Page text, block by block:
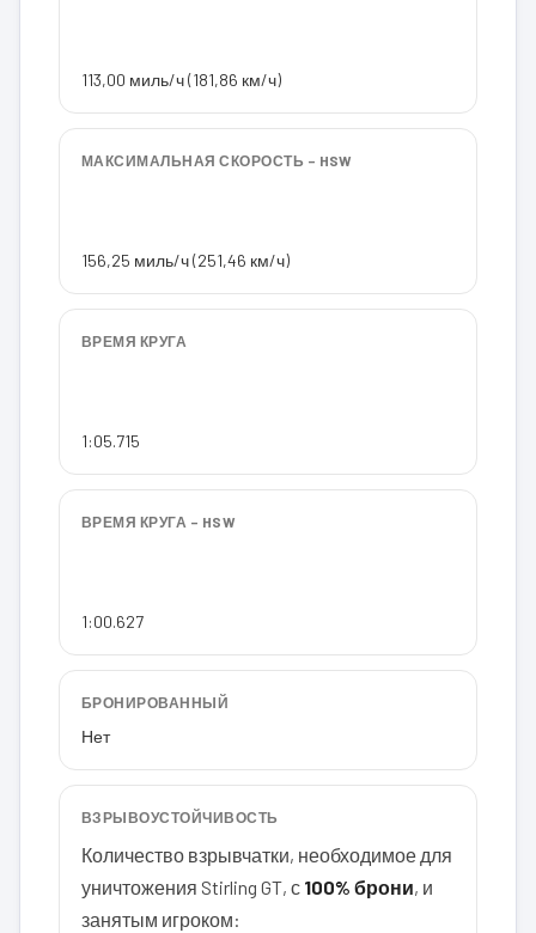
113,00 миль/ч (181,86 км/ч)
МАКСИМАЛЬНАЯ СКОРОСТЬ – HSW
156,25 миль/ч (251,46 км/ч)
ВРЕМЯ КРУГА
1:05.715
ВРЕМЯ КРУГА – HSW
1:00.627
БРОНИРОВАННЫЙ
Нет
ВЗРЫВОУСТОЙЧИВОСТЬ
Количество взрывчатки, необходимое для
уничтожения Stirling GT, с 100% брони, и
занятым игроком: